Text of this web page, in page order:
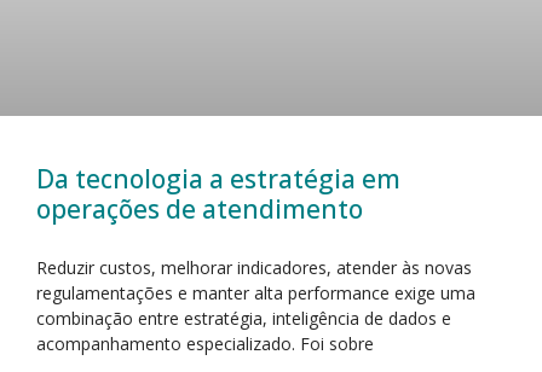
Da tecnologia a estratégia em
operações de atendimento
Reduzir custos, melhorar indicadores, atender às novas
regulamentações e manter alta performance exige uma
combinação entre estratégia, inteligência de dados e
acompanhamento especializado. Foi sobre